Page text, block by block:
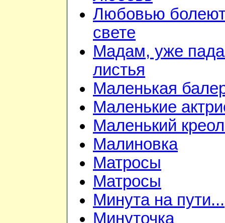
Любовью
свете
Мадам, уже
листья
Маленькая
Маленькие
Маленький
Малиновка
Матросы
Матросы
Минута на пути...
Минуточка